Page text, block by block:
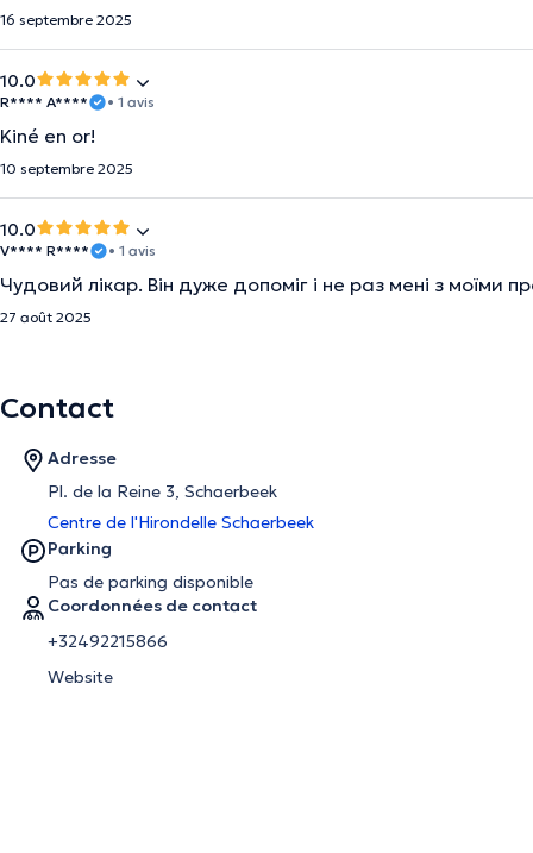
16 septembre 2025
10.0
R**** A**** • 1 avis
Kiné en or!
10 septembre 2025
10.0
V**** R**** • 1 avis
Чудовий лікар. Він дуже допоміг і не раз мені з моїми
27 août 2025
Contact
Adresse
Pl. de la Reine 3, Schaerbeek
Centre de l'Hirondelle Schaerbeek
Parking
Pas de parking disponible
Coordonnées de contact
+32492215866
Website